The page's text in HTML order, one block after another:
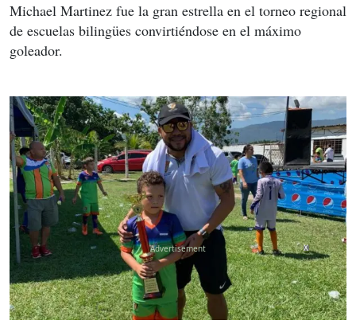
Michael Martinez fue la gran estrella en el torneo regional
de escuelas bilingües convirtiéndose en el máximo
goleador.
X